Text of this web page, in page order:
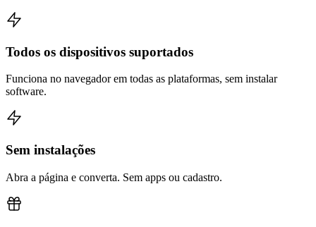
Todos os dispositivos suportados
Funciona no navegador em todas as plataformas, sem instalar
software.
Sem instalações
Abra a página e converta. Sem apps ou cadastro.